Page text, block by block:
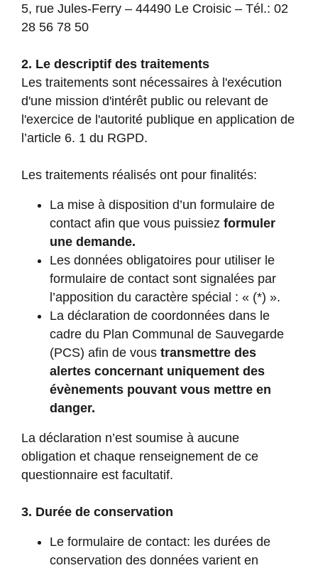
5, rue Jules-Ferry – 44490 Le Croisic – Tél.: 02
28 56 78 50
2. Le descriptif des traitements
Les traitements sont nécessaires à l'exécution
d'une mission d'intérêt public ou relevant de
l'exercice de l'autorité publique en application de
l’article 6. 1 du RGPD.
Les traitements réalisés ont pour finalités:
La mise à disposition d’un formulaire de
contact afin que vous puissiez formuler
une demande.
Les données obligatoires pour utiliser le
formulaire de contact sont signalées par
l’apposition du caractère spécial : « (*) ».
La déclaration de coordonnées dans le
cadre du Plan Communal de Sauvegarde
(PCS) afin de vous transmettre des
alertes concernant uniquement des
évènements pouvant vous mettre en
danger.
La déclaration n’est soumise à aucune
obligation et chaque renseignement de ce
questionnaire est facultatif.
3. Durée de conservation
Le formulaire de contact: les durées de
conservation des données varient en